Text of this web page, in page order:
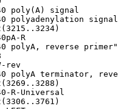
poly(A) signal
polyadenylation
R
polyA, reverse primer"
rev
polyA terminator,
R-Universal